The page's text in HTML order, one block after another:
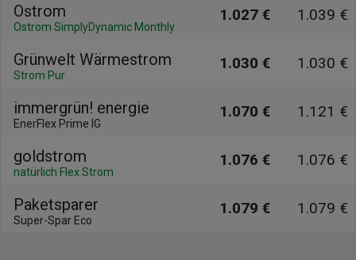
Ostrom
Ostrom SimplyDynamic Monthly
1.027 € 1.039 €
Grünwelt Wärmestrom
Strom Pur
1.030 € 1.030 €
immergrün! energie
EnerFlex Prime IG
1.070 € 1.121 €
goldstrom
natürlich Flex Strom
1.076 € 1.076 €
Paketsparer
Super-Spar Eco
1.079 € 1.079 €